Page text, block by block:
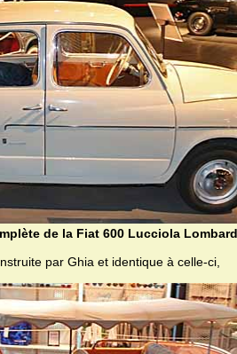
de la Fiat 600 Lucciola
par Ghia et identique à celle-ci,